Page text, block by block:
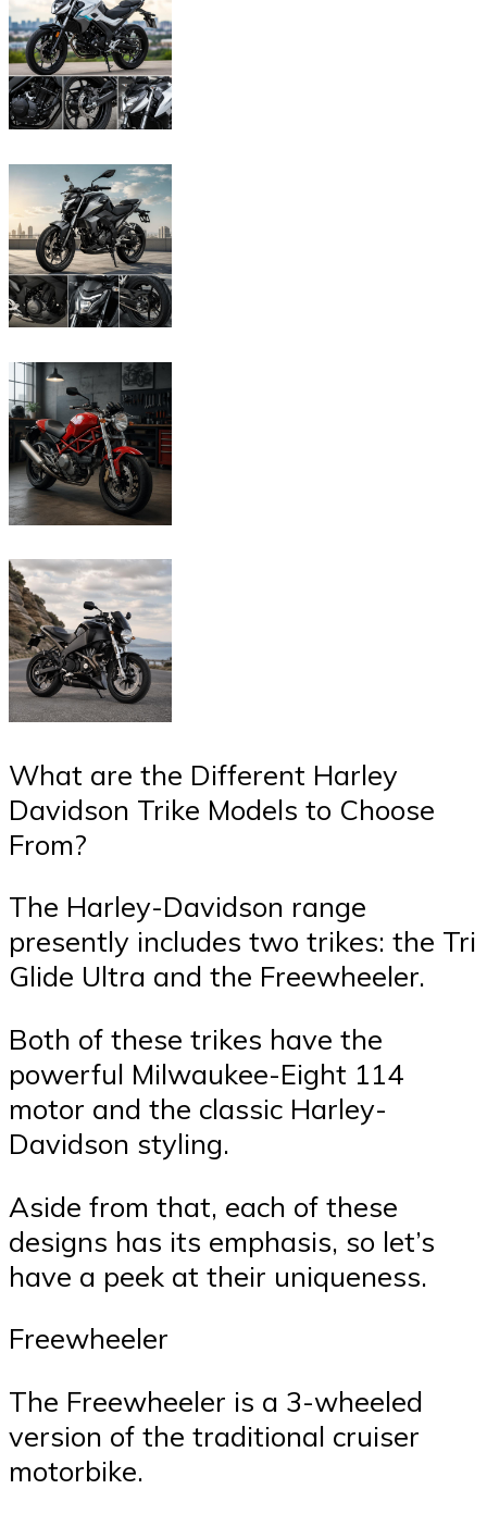
What are the Different Harley
Davidson Trike Models to Choose
From?
The Harley-Davidson range
presently includes two trikes: the Tri
Glide Ultra and the Freewheeler.
Both of these trikes have the
powerful Milwaukee-Eight 114
motor and the classic Harley-
Davidson styling.
Aside from that, each of these
designs has its emphasis, so let’s
have a peek at their uniqueness.
Freewheeler
The Freewheeler is a 3-wheeled
version of the traditional cruiser
motorbike.